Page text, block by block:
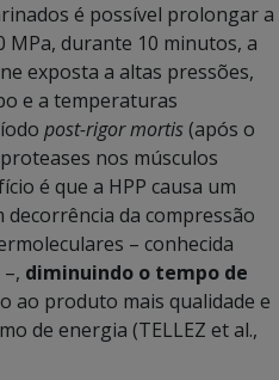
é possível prolongar a
MPa, durante 10 minutos, a
exposta a altas pressões,
e a temperaturas
post-rigor mortis(após o
nos músculos
é que a HPP causa um
da compressão
– conhecida
–, diminuindo o tempo de
ao produto mais qualidade e
de energia (TELLEZ et al.,